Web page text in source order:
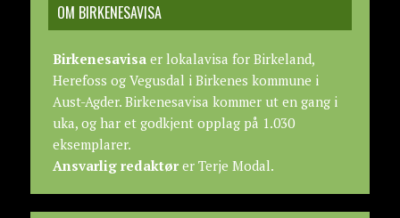
OM BIRKENESAVISA
Birkenesavisaer lokalavisa for Birkeland,
Herefoss og Vegusdal i Birkenes kommune i
Aust-Agder. Birkenesavisa kommer ut en gang i
uka, og har et godkjent opplag på 1.030
eksemplarer.
Ansvarlig redaktører Terje Modal.